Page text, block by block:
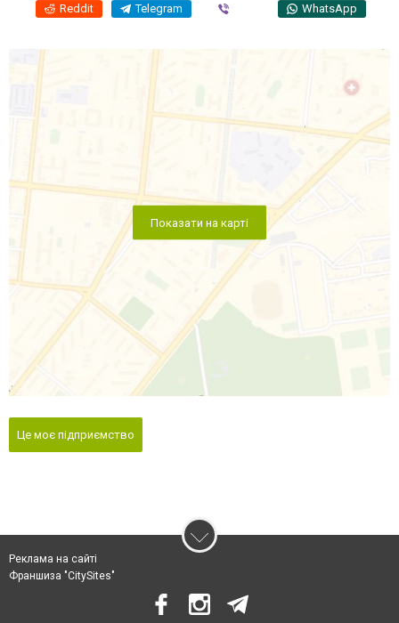
Reddit Telegram WhatsApp
Показати на карті
Це моє підприємство
Реклама на сайті
Франшиза "CitySites"